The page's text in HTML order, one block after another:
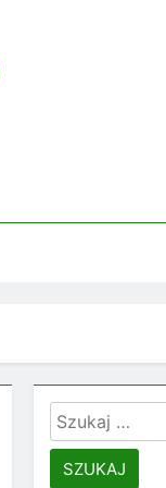
Szukaj: